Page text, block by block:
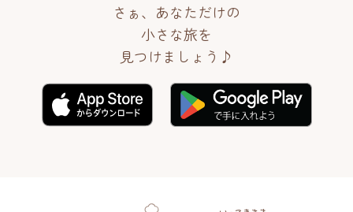
さぁ、あなただけの
小さな旅を
見つけましょう♪